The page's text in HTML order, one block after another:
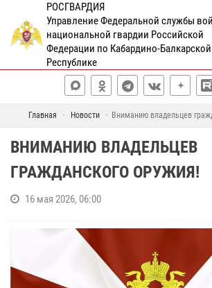
РОСГВАРДИЯ
Управление Федеральной службы
национальной гвардии Российской
Федерации по Кабардино-Балкарской
Республике
Главная Новости Вниманию владельцев
ВНИМАНИЮ ВЛАДЕЛЬЦЕВ
ГРАЖДАНСКОГО ОРУЖИЯ!
16 мая 2026, 06:00